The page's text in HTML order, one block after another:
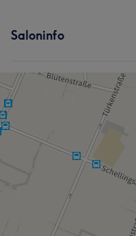
Saloninfo